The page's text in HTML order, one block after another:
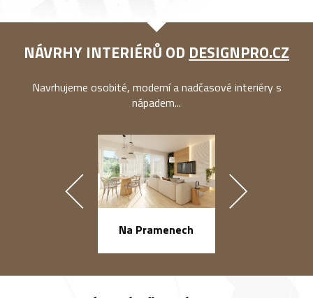
NÁVRHY INTERIÉRŮ OD DESIGNPRO.CZ
Navrhujeme osobité, moderní a nadčasové interiéry s
nápadem...
Na Pramenech